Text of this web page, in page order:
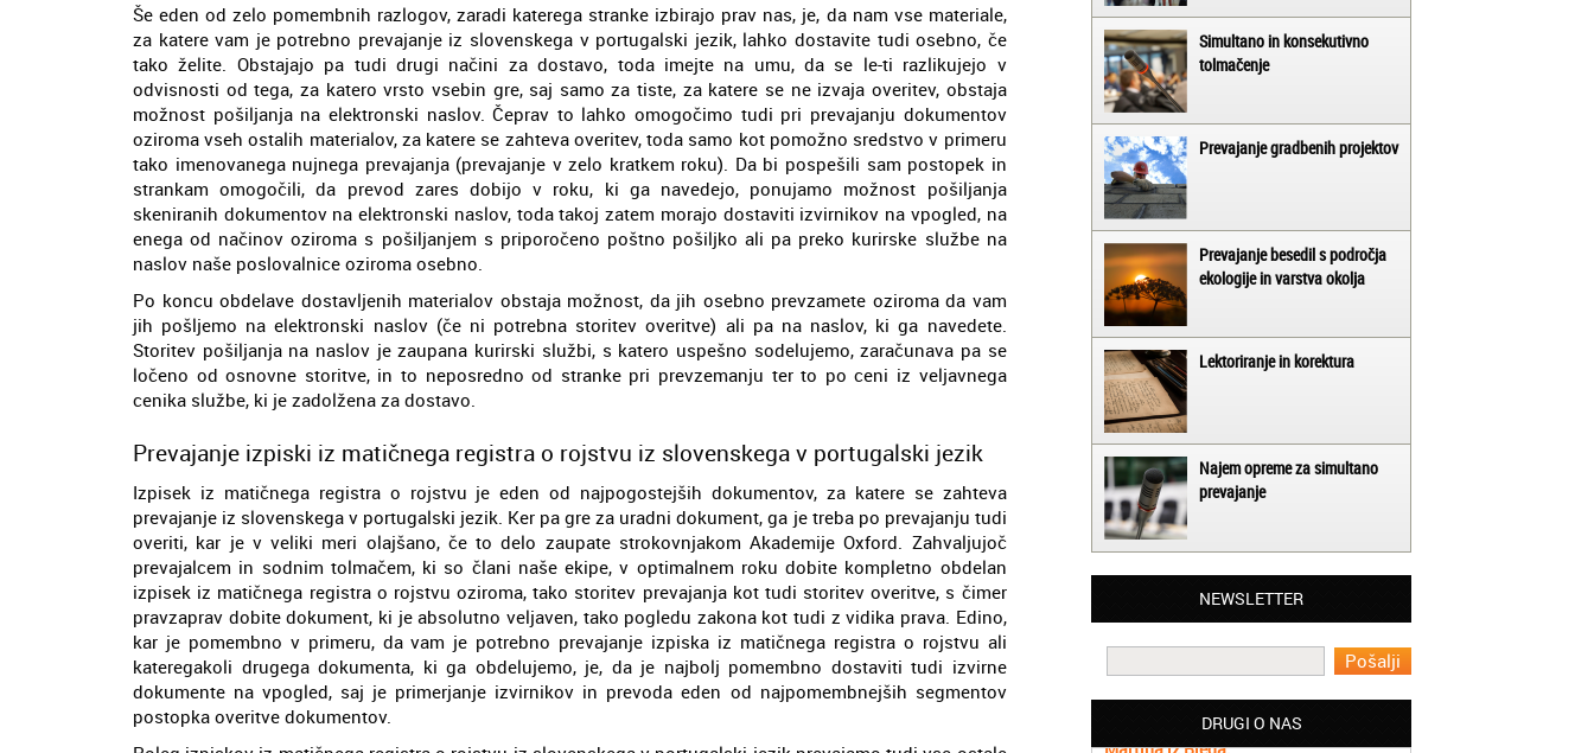
Še eden od zelo pomembnih razlogov, zaradi katerega stranke izbirajo prav nas, je, da nam vse materiale,
za katere vam je potrebno prevajanje iz slovenskega v portugalski jezik, lahko dostavite tudi osebno, če
tako želite. Obstajajo pa tudi drugi načini za dostavo, toda imejte na umu, da se le-ti razlikujejo v
odvisnosti od tega, za katero vrsto vsebin gre, saj samo za tiste, za katere se ne izvaja overitev, obstaja
možnost pošiljanja na elektronski naslov. Čeprav to lahko omogočimo tudi pri prevajanju dokumentov
oziroma vseh ostalih materialov, za katere se zahteva overitev, toda samo kot pomožno sredstvo v primeru
tako imenovanega nujnega prevajanja (prevajanje v zelo kratkem roku). Da bi pospešili sam postopek in
strankam omogočili, da prevod zares dobijo v roku, ki ga navedejo, ponujamo možnost pošiljanja
skeniranih dokumentov na elektronski naslov, toda takoj zatem morajo dostaviti izvirnikov na vpogled, na
enega od načinov oziroma s pošiljanjem s priporočeno poštno pošiljko ali pa preko kurirske službe na
naslov naše poslovalnice oziroma osebno.
Po koncu obdelave dostavljenih materialov obstaja možnost, da jih osebno prevzamete oziroma da vam
jih pošljemo na elektronski naslov (če ni potrebna storitev overitve) ali pa na naslov, ki ga navedete.
Storitev pošiljanja na naslov je zaupana kurirski službi, s katero uspešno sodelujemo, zaračunava pa se
ločeno od osnovne storitve, in to neposredno od stranke pri prevzemanju ter to po ceni iz veljavnega
cenika službe, ki je zadolžena za dostavo.
Prevajanje izpiski iz matičnega registra o rojstvu iz slovenskega v portugalski jezik
Izpisek iz matičnega registra o rojstvu je eden od najpogostejših dokumentov, za katere se zahteva
prevajanje iz slovenskega v portugalski jezik. Ker pa gre za uradni dokument, ga je treba po prevajanju tudi
overiti, kar je v veliki meri olajšano, če to delo zaupate strokovnjakom Akademije Oxford. Zahvaljujoč
prevajalcem in sodnim tolmačem, ki so člani naše ekipe, v optimalnem roku dobite kompletno obdelan
izpisek iz matičnega registra o rojstvu oziroma, tako storitev prevajanja kot tudi storitev overitve, s čimer
pravzaprav dobite dokument, ki je absolutno veljaven, tako pogledu zakona kot tudi z vidika prava. Edino,
kar je pomembno v primeru, da vam je potrebno prevajanje izpiska iz matičnega registra o rojstvu ali
kateregakoli drugega dokumenta, ki ga obdelujemo, je, da je najbolj pomembno dostaviti tudi izvirne
dokumente na vpogled, saj je primerjanje izvirnikov in prevoda eden od najpomembnejših segmentov
postopka overitve dokumentov.
Simultano in konsekutivno
tolmačenje
Prevajanje gradbenih projektov
Prevajanje besedil s področja
ekologije in varstva okolja
Lektoriranje in korektura
Najem opreme za simultano
prevajanje
NEWSLETTER
DRUGI O NAS
Matjaž iz Ajdovščine:
Lahko pohvalim vse zaposlene v Akademiji
Oxford, ker so resnično profesionalni in
prevajalske storitve opravljajo hitro in
Potrebovala sem prevajanje iz